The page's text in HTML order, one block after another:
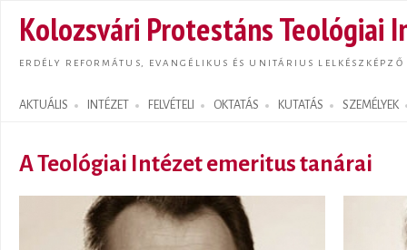
Kolozsvári Protestáns Teológiai
ERDÉLY REFORMÁTUS, EVANGÉLIKUS ÉS UNITÁRIUS LELKÉSZKÉPZŐ
AKTUÁLIS INTÉZET FELVÉTELI OKTATÁS KUTATÁS SZEMÉLYEK
Search form
A Teológiai Intézet emeritus tanárai